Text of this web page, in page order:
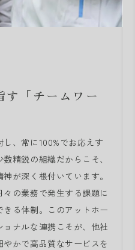
「チームワー
、常に100%でお応えす
精鋭の組織だからこそ、
が深く根付いています。
の業務で発生する課題に
る体制。このアットホー
ナルな連携こそが、他社
かで高品質なサービスを